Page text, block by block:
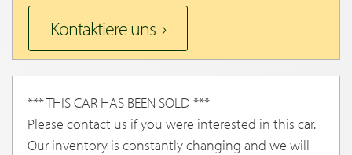
Kontaktiere uns
*** THIS CAR HAS BEEN SOLD ***
Please contact us if you were interested in this car.
Our inventory is constantly changing and we will